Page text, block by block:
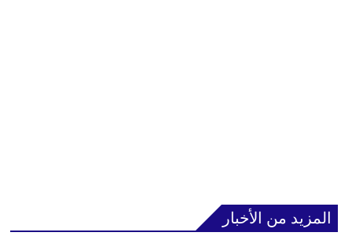
المزيد من الأخبار